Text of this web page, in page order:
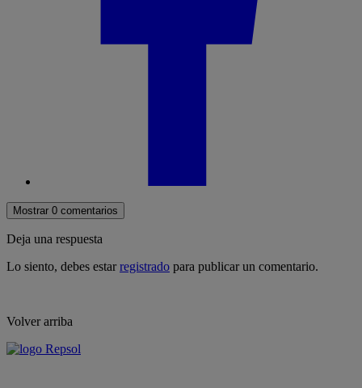
Mostrar 0 comentarios
Deja una respuesta
Lo siento, debes estarregistrado para publicar un comentario.
Volver arriba